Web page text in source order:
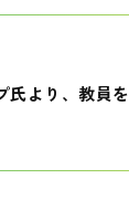
より、教員